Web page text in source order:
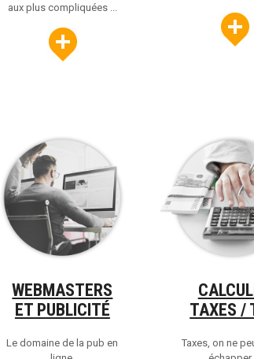
aux plus compliquées ...
WEBMASTERS
ET PUBLICITÉ
Le domaine de la pub en
TAXES /
Taxes, on ne